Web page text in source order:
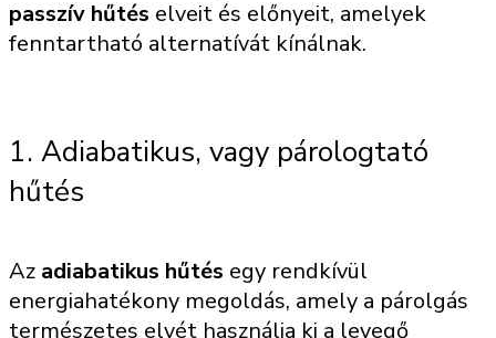
passzív hűtés elveit és előnyeit, amelyek
fenntartható alternatívát kínálnak.
1. Adiabatikus, vagy párologtató
hűtés
Az adiabatikus hűtés egy rendkívül
energiahatékony megoldás, amely a párolgás
természetes elvét használja ki a levegő